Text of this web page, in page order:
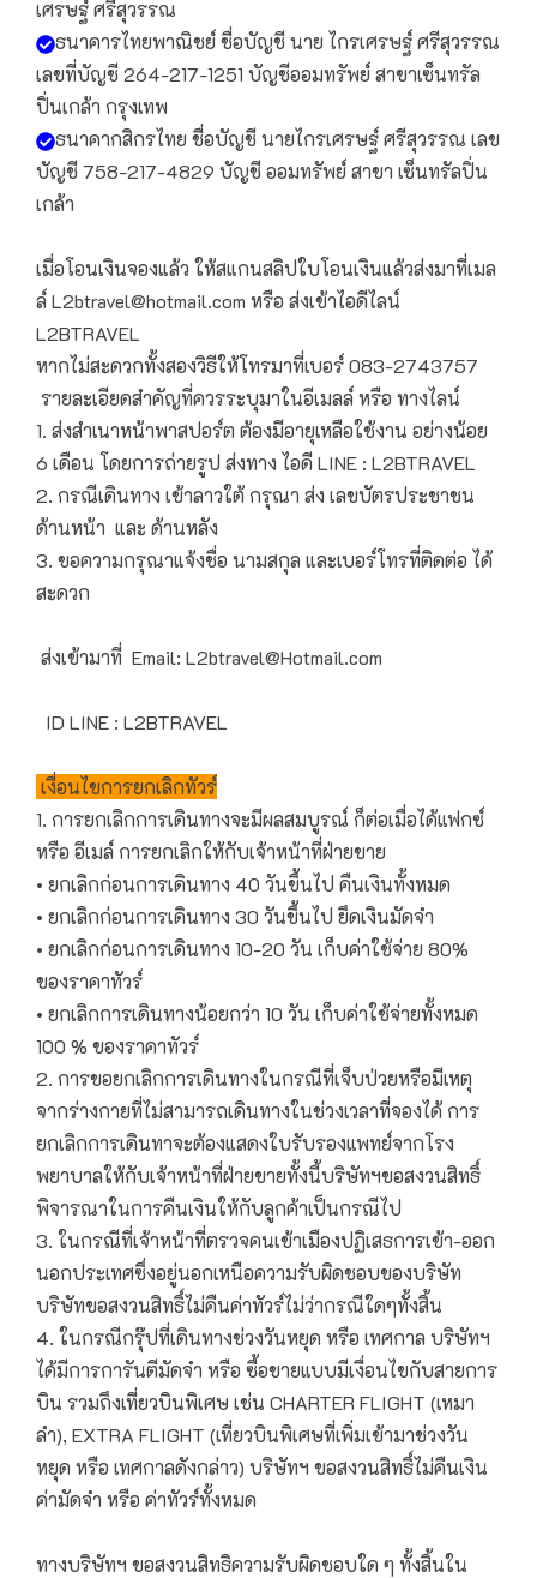
เศรษฐ์ ศรีสุวรรณ
ธนาคารไทยพาณิชย์ ชื่อบัญชี นาย ไกรเศรษฐ์ ศรีสุวรรณ
เลขที่บัญชี 264-217-1251 บัญชีออมทรัพย์ สาขาเซ็นทรัล
ปิ่นเกล้า กรุงเทพ
ธนาคากสิกรไทย ชื่อบัญชี นายไกรเศรษฐ์ ศรีสุวรรณ เลข
บัญชี 758-217-4829 บัญชี ออมทรัพย์ สาขา เซ็นทรัลปิ่น
เกล้า
เมื่อโอนเงินจองแล้ว ให้สแกนสลิปใบโอนเงินแล้วส่งมาที่เมล
ล์ L2btravel@hotmail.com หรือ ส่งเข้าไอดีไลน์
L2BTRAVEL
หากไม่สะดวกทั้งสองวิธีให้โทรมาที่เบอร์ 083-2743757
รายละเอียดสำคัญที่ควรระบุมาในอีเมลล์ หรือ ทางไลน์
1. ส่งสำเนาหน้าพาสปอร์ต ต้องมีอายุเหลือใช้งาน อย่างน้อย
6 เดือน โดยการถ่ายรูป ส่งทาง ไอดี LINE : L2BTRAVEL
2. กรณีเดินทาง เข้าลาวใต้ กรุณา ส่ง เลขบัตรประชาชน
ด้านหน้า และ ด้านหลัง
3. ขอความกรุณาแจ้งชื่อ นามสกุล และเบอร์โทรที่ติดต่อ ได้
สะดวก
ส่งเข้ามาที่ Email: L2btravel@Hotmail.com
ID LINE : L2BTRAVEL
เงื่อนไขการยกเลิกทัวร์
1. การยกเลิกการเดินทางจะมีผลสมบูรณ์ ก็ต่อเมื่อได้แฟกซ์
หรือ อีเมล์ การยกเลิกให้กับเจ้าหน้าที่ฝ่ายขาย
• ยกเลิกก่อนการเดินทาง 40 วันขึ้นไป คืนเงินทั้งหมด
• ยกเลิกก่อนการเดินทาง 30 วันขึ้นไป ยึดเงินมัดจำ
• ยกเลิกก่อนการเดินทาง 10-20 วัน เก็บค่าใช้จ่าย 80%
ของราคาทัวร์
• ยกเลิกการเดินทางน้อยกว่า 10 วัน เก็บค่าใช้จ่ายทั้งหมด
100 % ของราคาทัวร์
2. การขอยกเลิกการเดินทางในกรณีที่เจ็บป่วยหรือมีเหตุ
จากร่างกายที่ไม่สามารถเดินทางในช่วงเวลาที่จองได้ การ
ยกเลิกการเดินทาจะต้องแสดงใบรับรองแพทย์จากโรง
พยาบาลให้กับเจ้าหน้าที่ฝ่ายขายทั้งนี้บริษัทฯขอสงวนสิทธิ์
พิจารณาในการคืนเงินให้กับลูกค้าเป็นกรณีไป
3. ในกรณีที่เจ้าหน้าที่ตรวจคนเข้าเมืองปฏิเสธการเข้า-ออก
นอกประเทศซึ่งอยู่นอกเหนือความรับผิดชอบของบริษัท
บริษัทขอสงวนสิทธิ์ไม่คืนค่าทัวร์ไม่ว่ากรณีใดๆทั้งสิ้น
4. ในกรณีกรุ๊ปที่เดินทางช่วงวันหยุด หรือ เทศกาล บริษัทฯ
ได้มีการการันตีมัดจำ หรือ ซื้อขายแบบมีเงื่อนไขกับสายการ
บิน รวมถึงเที่ยวบินพิเศษ เช่น CHARTER FLIGHT (เหมา
ลำ), EXTRA FLIGHT (เที่ยวบินพิเศษที่เพิ่มเข้ามาช่วงวัน
หยุด หรือ เทศกาลดังกล่าว) บริษัทฯ ขอสงวนสิทธิ์ไม่คืนเงิน
ค่ามัดจำ หรือ ค่าทัวร์ทั้งหมด
ทางบริษัทฯ ขอสงวนสิทธิความรับผิดชอบใด ๆ ทั้งสิ้นใน